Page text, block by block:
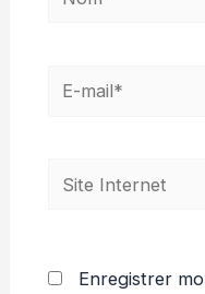
E-
Site
Enregistrer